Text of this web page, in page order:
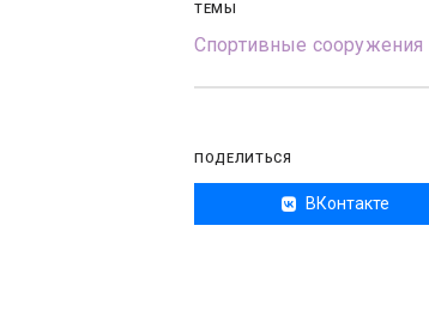
ТЕМЫ
Спортивные сооружения
ПОДЕЛИТЬСЯ
ВКонтакте